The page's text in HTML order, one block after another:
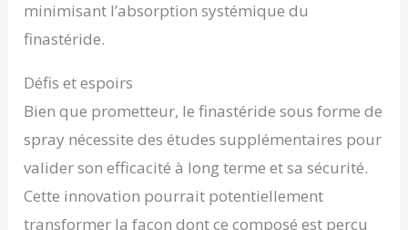
minimisant l’absorption systémique du
finastéride.
Défis et espoirs
Bien que prometteur, le finastéride sous forme de
spray nécessite des études supplémentaires pour
valider son efficacité à long terme et sa sécurité.
Cette innovation pourrait potentiellement
transformer la façon dont ce composé est perçu